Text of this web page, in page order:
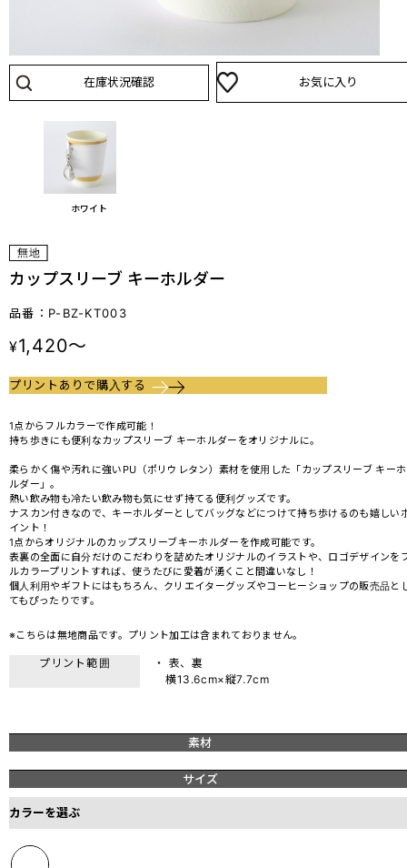
在庫状況確認 お気に入り
ホワイト
カップスリーブ キーホルダー
品番：P-BZ-KT003
¥1,420～
プリントありで購入する
1点からフルカラーで作成可能！
持ち歩きにも便利なカップスリーブ キーホルダーをオリジナルに。
柔らかく傷や汚れに強いPU（ポリウレタン）素材を使用した「カップスリーブ キーホ
ルダー」。
熱い飲み物も冷たい飲み物も気にせず持てる便利グッズです。
ナスカン付きなので、キーホルダーとしてバッグなどにつけて持ち歩けるのも嬉しい
イント！
1点からオリジナルのカップスリーブキーホルダーを作成可能です。
表裏の全面に自分だけのこだわりを詰めたオリジナルのイラストや、ロゴデザインを
ルカラープリントすれば、使うたびに愛着が湧くこと間違いなし！
個人利用やギフトにはもちろん、クリエイターグッズやコーヒーショップの販売品と
てもぴったりです。
※こちらは無地商品です。プリント加工は含まれておりません。
プリント範囲
・ 表、裏
横13.6cm×縦7.7cm
素材
サイズ
カラーを選ぶ